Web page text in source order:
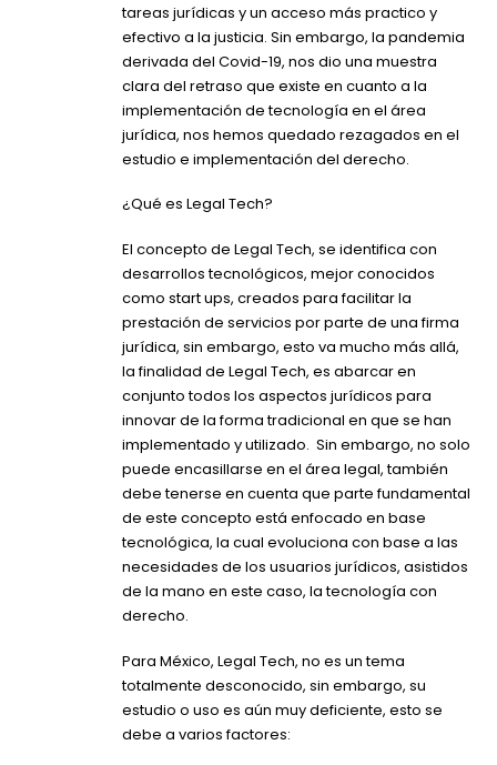
tareas jurídicas y un acceso más practico y
efectivo a la justicia. Sin embargo, la pandemia
derivada del Covid-19, nos dio una muestra
clara del retraso que existe en cuanto a la
implementación de tecnología en el área
jurídica, nos hemos quedado rezagados en el
estudio e implementación del derecho.
¿Qué es Legal Tech?
El concepto de Legal Tech, se identifica con
desarrollos tecnológicos, mejor conocidos
como start ups, creados para facilitar la
prestación de servicios por parte de una firma
jurídica, sin embargo, esto va mucho más allá,
la finalidad de Legal Tech, es abarcar en
conjunto todos los aspectos jurídicos para
innovar de la forma tradicional en que se han
implementado y utilizado. Sin embargo, no solo
puede encasillarse en el área legal, también
debe tenerse en cuenta que parte fundamental
de este concepto está enfocado en base
tecnológica, la cual evoluciona con base a las
necesidades de los usuarios jurídicos, asistidos
de la mano en este caso, la tecnología con
derecho.
Para México, Legal Tech, no es un tema
totalmente desconocido, sin embargo, su
estudio o uso es aún muy deficiente, esto se
debe a varios factores: